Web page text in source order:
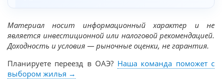
Материал носит информационный характер и не
является инвестиционной или налоговой рекомендацией.
Доходность и условия — рыночные оценки, не гарантия.
Планируете переезд в ОАЭ? Наша команда поможет с
выбором жилья →